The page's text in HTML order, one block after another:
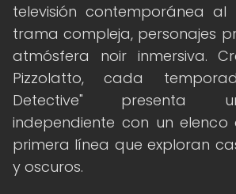
televisión contemporánea al
trama compleja, personajes
atmósfera noir inmersiva.
Pizzolatto, cada
Detective" presenta
independiente con un
primera línea que exploran
y oscuros.